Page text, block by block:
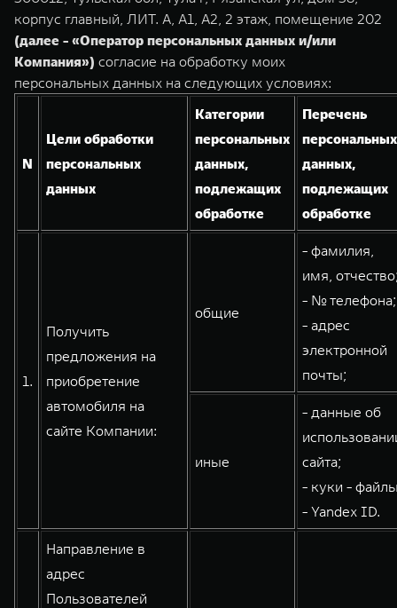
TANK 500
Веди за собой
от 6 499 000 ₽
TANK 700
Сила признания
от 10 199 000 ₽
WEY 07 WEY 05
Эстетика нового времени
от 5 699 000 ₽
WEY 80
Масштаб возможностей
WEY 80 Лаундж
от 8 099 000 ₽
Корпоративным клиентам
TANK ФИНАНСЫ
TANK Лизинг
Специальные предложения
Моторные масла
Цифровые сервисы TANK
корпус главный, ЛИТ. А, А1, А2, 2 этаж, помещение 202
(далее - «Оператор персональных данных и/или
Компания») согласие на обработку моих
персональных данных на следующих условиях:
N
Цели обработки
персональных
данных
Категории
персональных
данных,
подлежащих
обработке
Перечень
персональных
данных,
подлежащих
обработке
1.
Получить
предложения на
приобретение
автомобиля на
сайте Компании:
общие
- фамилия,
имя,
- № телефона;
- адрес
электронной
почты;
иные
- данные об
сайта;
- куки -
- Yandex ID.
Направление в
адрес
Пользователей